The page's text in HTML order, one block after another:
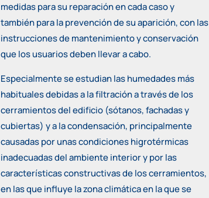
medidas para su reparación en cada caso y
también para la prevención de su aparición, con las
instrucciones de mantenimiento y conservación
que los usuarios deben llevar a cabo.
Especialmente se estudian las humedades más
habituales debidas a la filtración a través de los
cerramientos del edificio (sótanos, fachadas y
cubiertas) y a la condensación, principalmente
causadas por unas condiciones higrotérmicas
inadecuadas del ambiente interior y por las
características constructivas de los cerramientos,
en las que influye la zona climática en la que se